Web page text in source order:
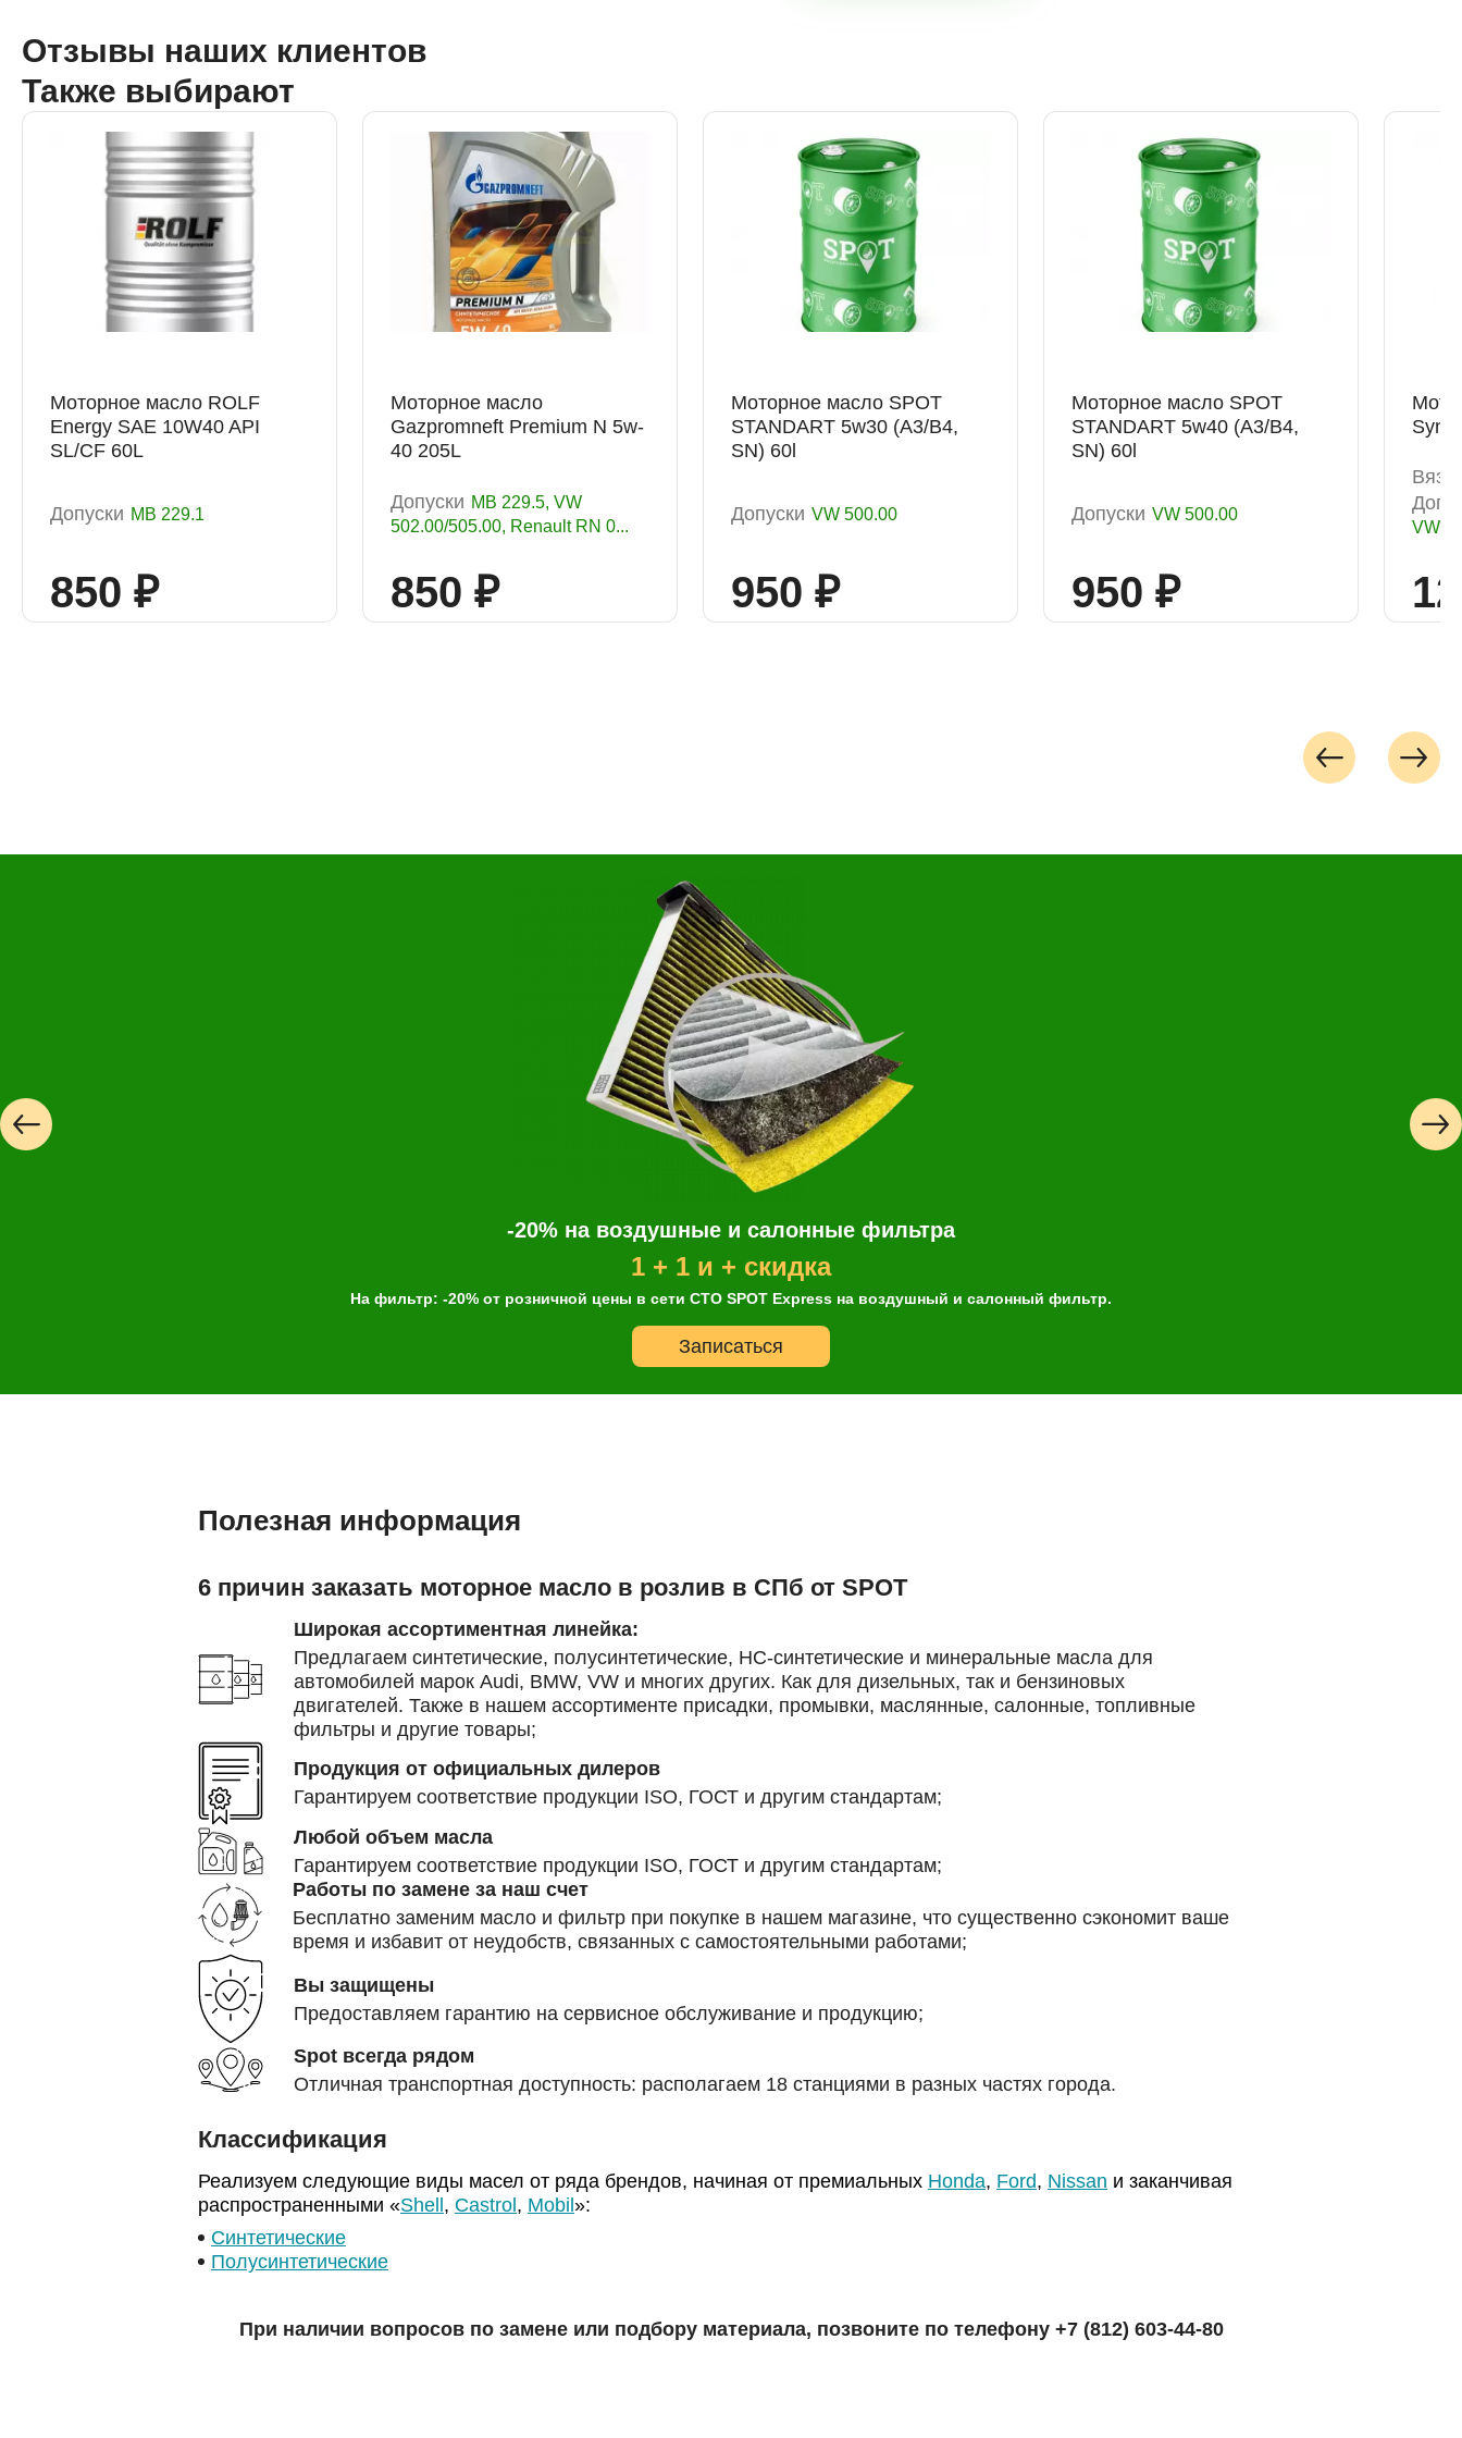
Центральная ул., 25, Кудрово, Ленинградская обл., 188689
Отзывы наших клиентов
Также выбирают
Моторное масло ROLF
Energy SAE 10W40 API
SL/CF 60L
Допуски МВ 229.1
850 ₽
Моторное масло
Gazpromneft Premium N 5w-
40 205L
Допуски MB 229.5, VW
502.00/505.00, Renault RN 0...
850 ₽
Моторное масло SPOT
STANDART 5w30 (A3/B4,
SN) 60l
Допуски VW 500.00
950 ₽
Моторное масло SPOT
STANDART 5w40 (A3/B4,
SN) 60l
Допуски VW 500.00
950 ₽
VW
-20% на воздушные и салонные фильтра
1 + 1 и + скидка
На фильтр: -20% от розничной цены в сети СТО SPOT Express на воздушный и салонный фильтр.
Записаться
Полезная информация
6 причин заказать моторное масло в розлив в СПб от SPOT
Широкая ассортиментная линейка:
Предлагаем синтетические, полусинтетические, HC-синтетические и минеральные масла для
автомобилей марок Audi, BMW, VW и многих других. Как для дизельных, так и бензиновых
двигателей. Также в нашем ассортименте присадки, промывки, маслянные, салонные, топливные
фильтры и другие товары;
Продукция от официальных дилеров
Гарантируем соответствие продукции ISO, ГОСТ и другим стандартам;
Любой объем масла
Гарантируем соответствие продукции ISO, ГОСТ и другим стандартам;
Работы по замене за наш счет
Бесплатно заменим масло и фильтр при покупке в нашем магазине, что существенно сэкономит ваше
время и избавит от неудобств, связанных с самостоятельными работами;
Вы защищены
Предоставляем гарантию на сервисное обслуживание и продукцию;
Spot всегда рядом
Отличная транспортная доступность: располагаем 18 станциями в разных частях города.
Классификация
Реализуем следующие виды масел от ряда брендов, начиная от премиальных Honda, Ford, Nissan и заканчивая
распространенными «Shell , Castrol , Mobil »:
Синтетические
Полусинтетические
При наличии вопросов по замене или подбору материала, позвоните по телефону +7 (812) 603-44-80
Онлайн запись